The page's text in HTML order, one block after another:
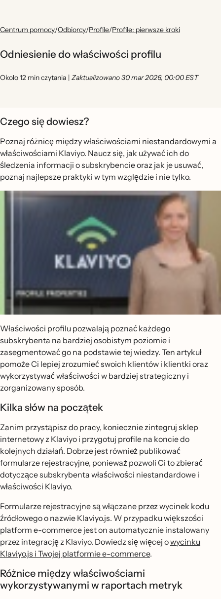
Centrum pomocy/Odbiorcy/Profile/Profile: pierwsze kroki
Odniesienie do właściwości profilu
Około 12 min czytania | Zaktualizowano 30 mar 2026, 00:00 EST
Czego się dowiesz?
Poznaj różnicę między właściwościami niestandardowymi a
właściwościami Klaviyo. Naucz się, jak używać ich do
śledzenia informacji o subskrybencie oraz jak je usuwać,
poznaj najlepsze praktyki w tym względzie i nie tylko.
Właściwości profilu pozwalają poznać każdego
subskrybenta na bardziej osobistym poziomie i
zasegmentować go na podstawie tej wiedzy. Ten artykuł
pomoże Ci lepiej zrozumieć swoich klientów i klientki oraz
wykorzystywać właściwości w bardziej strategiczny i
zorganizowany sposób.
Kilka słów na początek
Zanim przystąpisz do pracy, koniecznie zintegruj sklep
internetowy z Klaviyo i przygotuj profile na koncie do
kolejnych działań. Dobrze jest również publikować
formularze rejestracyjne, ponieważ pozwoli Ci to zbierać
dotyczące subskrybenta właściwości niestandardowe i
właściwości Klaviyo.
Formularze rejestracyjne są włączane przez wycinek kodu
źródłowego o nazwie Klaviyo.js. W przypadku większości
platform e-commerce jest on automatycznie instalowany
przez integrację z Klaviyo. Dowiedz się więcej owycinku
Klaviyo.js i Twojej platformie e-commerce.
Różnice między właściwościami
wykorzystywanymi w raportach metryk